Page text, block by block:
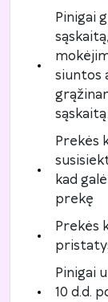
Pinigai
siuntos
sąskaitą
Prekės
kad
prekę
Prekės
Pinigai
10 d.d.